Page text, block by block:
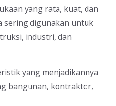
yang rata, kuat, dan
sering digunakan untuk
industri, dan
yang menjadikannya
bangunan, kontraktor,